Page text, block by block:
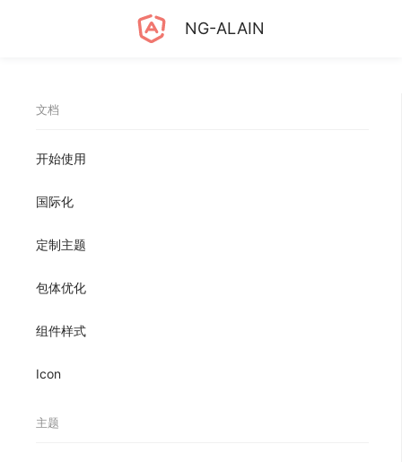
NG-ALAIN
文档
开始使用
国际化
定制主题
包体优化
组件样式
Icon
主题